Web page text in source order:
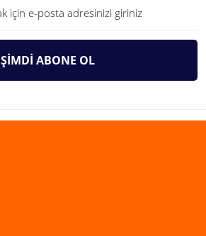
ŞİMDİ ABONE OL